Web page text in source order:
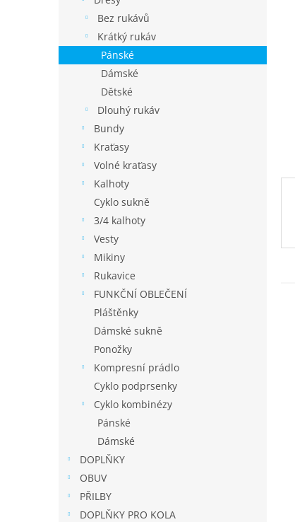
n
e
Bez rukávů
Krátký rukáv
Pánské
Dámské
Dětské
Dlouhý rukáv
Bundy
Kraťasy
Volné kraťasy
Kalhoty
Cyklo sukně
3/4 kalhoty
Vesty
Mikiny
Rukavice
FUNKČNÍ OBLEČENÍ
Pláštěnky
Dámské sukně
Ponožky
Kompresní prádlo
Cyklo podprsenky
Cyklo kombinézy
Pánské
Dámské
DOPLŇKY
OBUV
PŘILBY
DOPLŇKY PRO KOLA